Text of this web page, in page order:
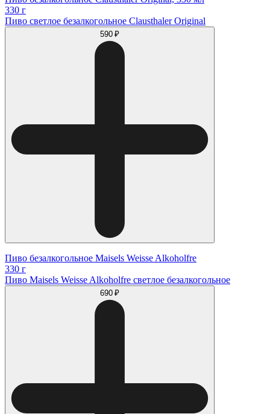
330 г
Пиво светлое безалкогольное Clausthaler Original
590 ₽
Пиво безалкогольное Maisels Weisse Alkoholfre
330 г
Пиво Maisels Weisse Alkoholfre светлое безалкогольное
690 ₽